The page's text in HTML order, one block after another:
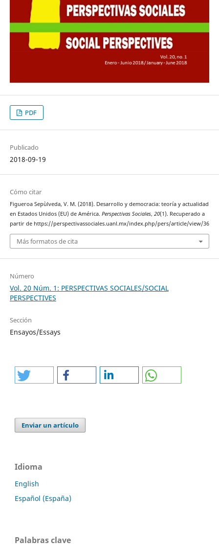
PDF
Publicado
2018-09-19
Cómo citar
Figueroa Sepùlveda, V. M. (2018). Desarrollo y democracia: teoría y actualidad
en Estados Unidos (EU) de América. Perspectivas Sociales, 20(1). Recuperado a
partir de https://perspectivassociales.uanl.mx/index.php/pers/article/view/36
Más formatos de cita
Número
Vol. 20 Núm. 1: PERSPECTIVAS SOCIALES/SOCIAL
PERSPECTIVES
Sección
Ensayos/Essays
Enviar un artículo
Idioma
English
Español (España)
Palabras clave